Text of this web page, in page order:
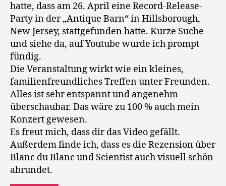
hatte, dass am 26. April eine Record-Release-
Party in der „Antique Barn“ in Hillsborough,
New Jersey, stattgefunden hatte. Kurze Suche
und siehe da, auf Youtube wurde ich prompt
fündig.
Die Veranstaltung wirkt wie ein kleines,
familienfreundliches Treffen unter Freunden.
Alles ist sehr entspannt und angenehm
überschaubar. Das wäre zu 100 % auch mein
Konzert gewesen.
Es freut mich, dass dir das Video gefällt.
Außerdem finde ich, dass es die Rezension über
Blanc du Blanc und Scientist auch visuell schön
abrundet.